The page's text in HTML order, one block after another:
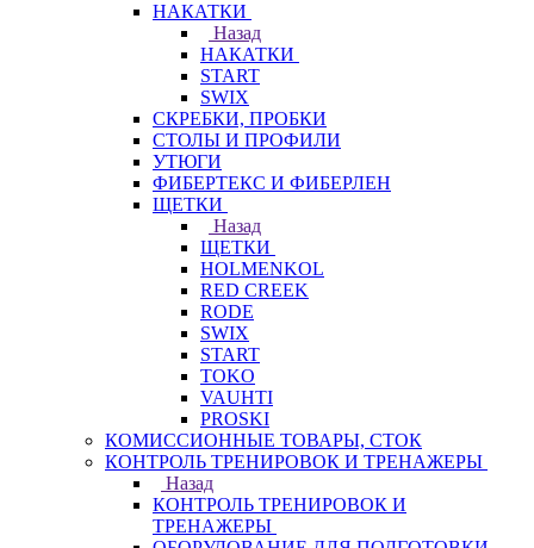
НАКАТКИ
Назад
НАКАТКИ
START
SWIX
СКРЕБКИ, ПРОБКИ
СТОЛЫ И ПРОФИЛИ
УТЮГИ
ФИБЕРТЕКС И ФИБЕРЛЕН
ЩЕТКИ
Назад
ЩЕТКИ
HOLMENKOL
RED CREEK
RODE
SWIX
START
TOKO
VAUHTI
PROSKI
КОМИССИОННЫЕ ТОВАРЫ, СТОК
КОНТРОЛЬ ТРЕНИРОВОК И ТРЕНАЖЕРЫ
Назад
КОНТРОЛЬ ТРЕНИРОВОК И
ТРЕНАЖЕРЫ